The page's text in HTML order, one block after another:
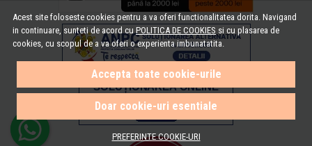
Acest site foloseste cookies pentru a va oferi functionalitatea dorita. Navigand
in continuare, sunteti de acord cuPOLITICA DE COOKIES si cu plasarea de
cookies, cu scopul de a va oferi o experienta imbunatatita.
Accepta toate cookie-urile
Doar cookie-uri esentiale
PREFERINTE COOKIE-URI